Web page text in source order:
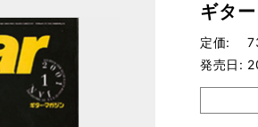
ギタ
定価
発売日